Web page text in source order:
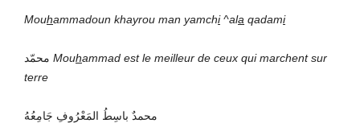
Mouhammadoun khayrou man yamchi^ala qadami
Mouhammad est le meilleur de ceux qui marchent sur
terre
محمدٌ باسِطُ المَعْرُوفِ جَامِعُهُ